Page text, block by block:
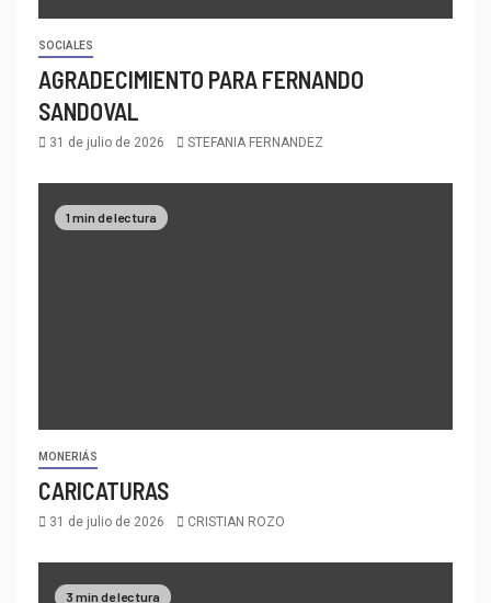
SOCIALES
AGRADECIMIENTO PARA FERNANDO
SANDOVAL
31 de julio de 2026 STEFANIA FERNANDEZ
1 min de lectura
MONERIÁS
CARICATURAS
31 de julio de 2026 CRISTIAN ROZO
3 min de lectura